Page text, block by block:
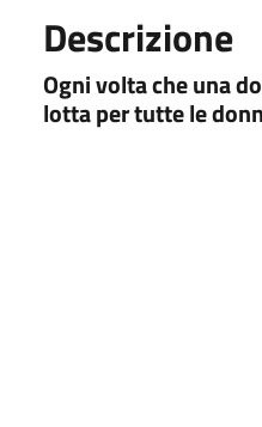
Descrizione
Ogni volta che una
lotta per tutte le